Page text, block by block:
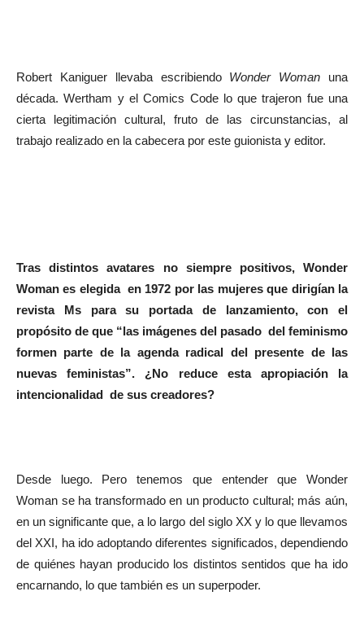
Robert Kaniguer llevaba escribiendo Wonder Woman una
década. Wertham y el Comics Code lo que trajeron fue una
cierta legitimación cultural, fruto de las circunstancias, al
trabajo realizado en la cabecera por este guionista y editor.
Tras distintos avatares no siempre positivos, Wonder
Woman es elegida en 1972 por las mujeres que dirigían la
revista Ms para su portada de lanzamiento, con el
propósito de que “las imágenes del pasado del feminismo
formen parte de la agenda radical del presente de las
nuevas feministas”. ¿No reduce esta apropiación la
intencionalidad de sus creadores?
Desde luego. Pero tenemos que entender que Wonder
Woman se ha transformado en un producto cultural; más aún,
en un significante que, a lo largo del siglo XX y lo que llevamos
del XXI, ha ido adoptando diferentes significados, dependiendo
de quiénes hayan producido los distintos sentidos que ha ido
encarnando, lo que también es un superpoder.